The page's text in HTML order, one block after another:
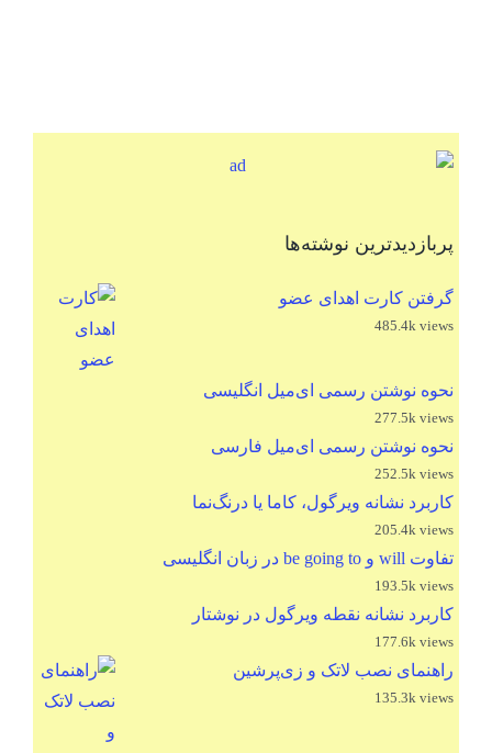
پربازدیدترین نوشته‌ها
گرفتن کارت اهدای عضو
485.4k views
نحوه نوشتن رسمی ای‌میل انگلیسی
277.5k views
نحوه نوشتن رسمی ای‌میل فارسی
252.5k views
کاربرد نشانه ویرگول، کاما یا درنگ‌نما
205.4k views
تفاوت will و be going to در زبان انگلیسی
193.5k views
کاربرد نشانه نقطه ویرگول در نوشتار
177.6k views
راهنمای نصب لاتک و زی‌پرشین
135.3k views